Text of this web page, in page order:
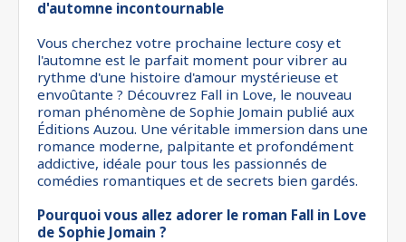
d'automne incontournable
Vous cherchez votre prochaine lecture cosy et
l'automne est le parfait moment pour vibrer au
rythme d'une histoire d'amour mystérieuse et
envoûtante ? Découvrez Fall in Love, le nouveau
roman phénomène de Sophie Jomain publié aux
Éditions Auzou. Une véritable immersion dans une
romance moderne, palpitante et profondément
addictive, idéale pour tous les passionnés de
comédies romantiques et de secrets bien gardés.
Pourquoi vous allez adorer le roman Fall in Love
de Sophie Jomain ?